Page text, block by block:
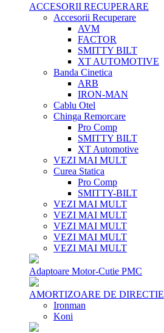
ACCESORII RECUPERARE
Accesorii Recuperare
AVM
FACTOR
SMITTY BILT
XT AUTOMOTIVE
Banda Cinetica
ARB
IRON-MAN
Cablu Otel
Chinga Remorcare
Pro Comp
SMITTY BILT
XT Automotive
VEZI MAI MULT
Curea Statica
Pro Comp
SMITTY-BILT
VEZI MAI MULT
VEZI MAI MULT
VEZI MAI MULT
VEZI MAI MULT
VEZI MAI MULT
Adaptoare Motor-Cutie PMC
AMORTIZOARE DE DIRECTIE
Ironman
Koni